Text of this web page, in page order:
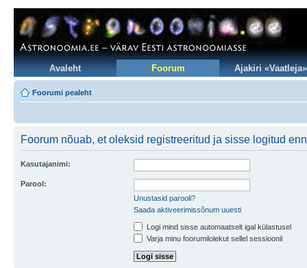
Avaleht Foorum Ajakiri «Vaatleja»
Foorumi pealeht
Foorum nõuab, et oleksid registreeritud ja sisse logitud
Kasutajanimi:
Parool:
Unustasid parooli?
Saada aktiveerimissõnum uuesti
Logi mind sisse automaatselt igal külastusel
Varja minu foorumilolekut sellel sessioonil